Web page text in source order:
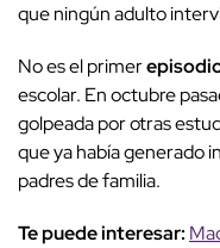
que ningún adulto
No es el primer
escolar. En octubre
golpeada por otras
que ya había generado
padres de familia.
Te puede interesar: